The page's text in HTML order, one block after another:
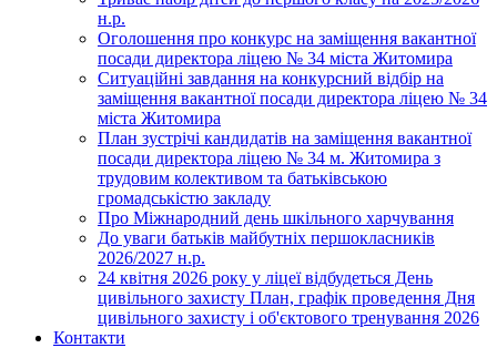
н.р.
Оголошення про конкурс на заміщення вакантної
посади директора ліцею № 34 міста Житомира
Ситуаційні завдання на конкурсний відбір на
заміщення вакантної посади директора ліцею № 34
міста Житомира
План зустрічі кандидатів на заміщення вакантної
посади директора ліцею № 34 м. Житомира з
трудовим колективом та батьківською
громадськістю закладу
Про Міжнародний день шкільного харчування
До уваги батьків майбутніх першокласників
2026/2027 н.р.
24 квітня 2026 року у ліцеї відбудеться День
цивільного захисту План, графік проведення Дня
цивільного захисту і об'єктового тренування 2026
Контакти